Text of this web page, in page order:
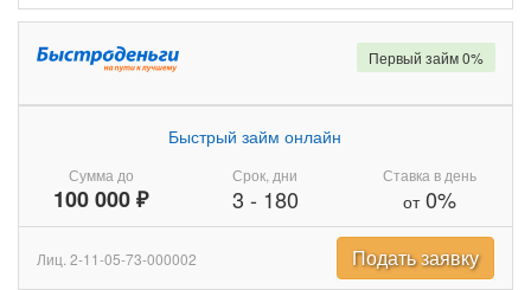
Сумма до
100 000 ₽
Быстрый займ онлайн
Срок, дни
3 - 180
Ставка в день
от0%
Первый займ 0%
Лиц. 2-11-05-73-000002 Подать заявку